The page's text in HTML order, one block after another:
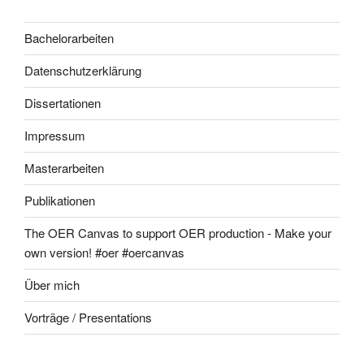
Bachelorarbeiten
Datenschutzerklärung
Dissertationen
Impressum
Masterarbeiten
Publikationen
The OER Canvas to support OER production - Make your
own version! #oer #oercanvas
Über mich
Vorträge / Presentations